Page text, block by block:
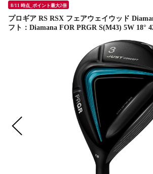
8/11 時点_ポイント最大2倍
プロギア RS RSX フェアウェイウッド
フト：Diamana FOR PRGR S(M43) 5W 18°